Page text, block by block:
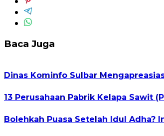
Baca Juga
Dinas Kominfo Sulbar
13 Perusahaan Pabrik Kelapa Sawit
Bolehkah Puasa Setelah Idul Adha?